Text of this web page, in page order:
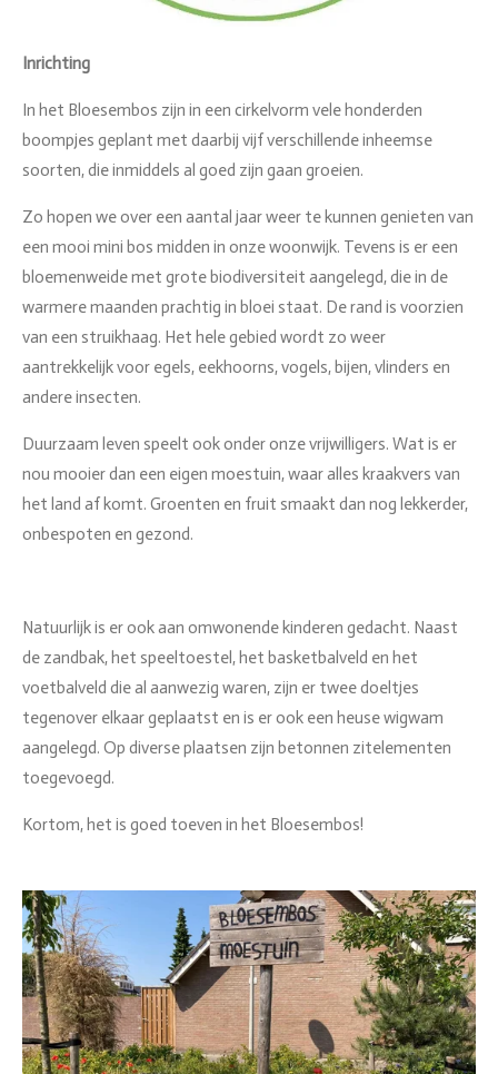
Inrichting
In het Bloesembos zijn in een cirkelvorm vele honderden
boompjes geplant met daarbij vijf verschillende inheemse
soorten, die inmiddels al goed zijn gaan groeien.
Zo hopen we over een aantal jaar weer te kunnen genieten van
een mooi mini bos midden in onze woonwijk. Tevens is er een
bloemenweide met grote biodiversiteit aangelegd, die in de
warmere maanden prachtig in bloei staat. De rand is voorzien
van een struikhaag. Het hele gebied wordt zo weer
aantrekkelijk voor egels, eekhoorns, vogels, bijen, vlinders en
andere insecten.
Duurzaam leven speelt ook onder onze vrijwilligers. Wat is er
nou mooier dan een eigen moestuin, waar alles kraakvers van
het land af komt. Groenten en fruit smaakt dan nog lekkerder,
onbespoten en gezond.
Natuurlijk is er ook aan omwonende kinderen gedacht. Naast
de zandbak, het speeltoestel, het basketbalveld en het
voetbalveld die al aanwezig waren, zijn er twee doeltjes
tegenover elkaar geplaatst en is er ook een heuse wigwam
aangelegd. Op diverse plaatsen zijn betonnen zitelementen
toegevoegd.
Kortom, het is goed toeven in het Bloesembos!